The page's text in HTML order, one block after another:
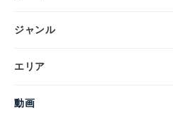
ジャンル
エリア
動画